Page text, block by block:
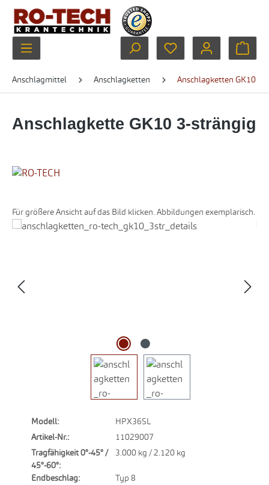
Zum Hauptinhalt springen
Du hast 0 Produkte
Anschlagmittel Anschlagketten Anschlagketten GK10
Anschlagkette GK10 3-strängig
Für größere Ansicht auf das Bild klicken. Abbildungen exemplarisch.
Bildergalerie überspringen
Modell:
HPX36SL
Artikel-Nr.:
11029007
Tragfähigkeit 0°-45° /
45°-60°:
3.000 kg / 2.120 kg
Endbeschlag:
Typ 8